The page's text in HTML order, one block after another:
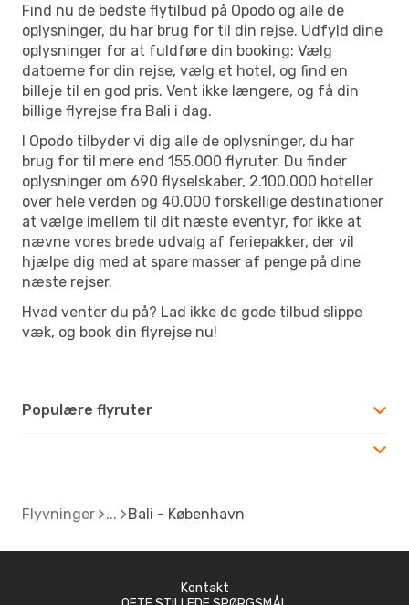
Find nu de bedste flytilbud på Opodo og alle de
oplysninger, du har brug for til din rejse. Udfyld dine
oplysninger for at fuldføre din booking: Vælg
datoerne for din rejse, vælg et hotel, og find en
billeje til en god pris. Vent ikke længere, og få din
billige flyrejse fra Bali i dag.
I Opodo tilbyder vi dig alle de oplysninger, du har
brug for til mere end 155.000 flyruter. Du finder
oplysninger om 690 flyselskaber, 2.100.000 hoteller
over hele verden og 40.000 forskellige destinationer
at vælge imellem til dit næste eventyr, for ikke at
nævne vores brede udvalg af feriepakker, der vil
hjælpe dig med at spare masser af penge på dine
næste rejser.
Hvad venter du på? Lad ikke de gode tilbud slippe
væk, og book din flyrejse nu!
Populære flyruter
Flyvninger Bali - København
Kontakt